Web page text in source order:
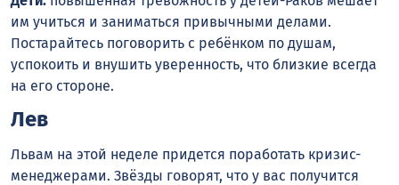
им учиться и заниматься привычными делами.
Постарайтесь поговорить с ребёнком по душам,
успокоить и внушить уверенность, что близкие всегда
на его стороне.
Лев
Львам на этой неделе придется поработать кризис-
менеджерами. Звёзды говорят, что у вас получится